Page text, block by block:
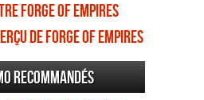
Forge of Empires
de Forge of Empires
recommandés